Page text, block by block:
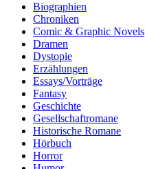
Biographien
Chroniken
Comic & Graphic Novels
Dramen
Dystopie
Erzählungen
Essays/Vorträge
Fantasy
Geschichte
Gesellschaftromane
Historische Romane
Hörbuch
Horror